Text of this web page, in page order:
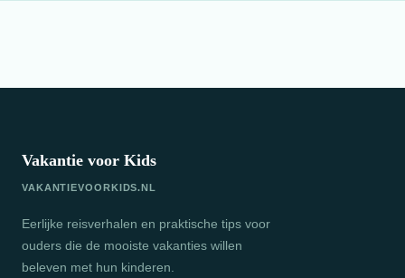
Vakantie voor Kids
VAKANTIEVOORKIDS.NL
Eerlijke reisverhalen en praktische tips voor
ouders die de mooiste vakanties willen
beleven met hun kinderen.